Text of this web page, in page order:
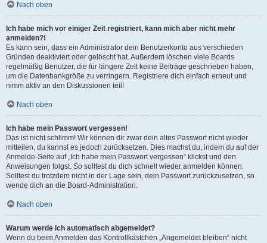
Nach oben
Ich habe mich vor einiger Zeit registriert, kann mich aber nicht mehr
anmelden?!
Es kann sein, dass ein Administrator dein Benutzerkonto aus verschieden
Gründen deaktiviert oder gelöscht hat. Außerdem löschen viele Boards
regelmäßig Benutzer, die für längere Zeit keine Beiträge geschrieben haben,
um die Datenbankgröße zu verringern. Registriere dich einfach erneut und
nimm aktiv an den Diskussionen teil!
Nach oben
Ich habe mein Passwort vergessen!
Das ist nicht schlimm! Wir können dir zwar dein altes Passwort nicht wieder
mitteilen, du kannst es jedoch zurücksetzen. Dies machst du, indem du auf der
Anmelde-Seite auf „Ich habe mein Passwort vergessen“ klickst und den
Anweisungen folgst. So solltest du dich schnell wieder anmelden können.
Solltest du trotzdem nicht in der Lage sein, dein Passwort zurückzusetzen, so
wende dich an die Board-Administration.
Nach oben
Warum werde ich automatisch abgemeldet?
Wenn du beim Anmelden das Kontrollkästchen „Angemeldet bleiben“ nicht